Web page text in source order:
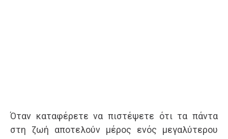
Όταν καταφέρετε να πιστέψετε ότι τα πάντα
στη ζωή αποτελούν μέρος ενός μεγαλύτερου